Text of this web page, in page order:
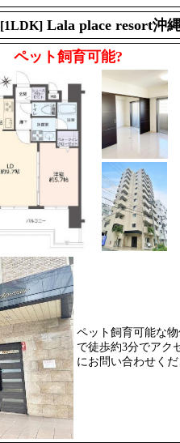
[1LDK]Lala place resort沖
ペット飼育可能?
ペット飼育可能な
で徒歩約3分でアク
にお問い合わせく